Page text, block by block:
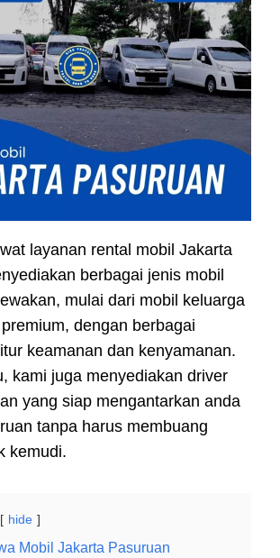
layanan rental mobil Jakarta
berbagai jenis mobil
mulai dari mobil keluarga
dengan berbagai
keamanan dan kenyamanan.
kami juga menyediakan driver
yang siap mengantarkan anda
tanpa harus membuang
kemudi.
hide
Mobil Jakarta Pasuruan